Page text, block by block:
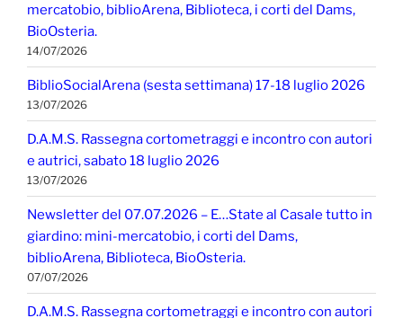
mercatobio, biblioArena, Biblioteca, i corti del Dams,
BioOsteria.
14/07/2026
BiblioSocialArena (sesta settimana) 17-18 luglio 2026
13/07/2026
D.A.M.S. Rassegna cortometraggi e incontro con autori
e autrici, sabato 18 luglio 2026
13/07/2026
Newsletter del 07.07.2026 – E…State al Casale tutto in
giardino: mini-mercatobio, i corti del Dams,
biblioArena, Biblioteca, BioOsteria.
07/07/2026
D.A.M.S. Rassegna cortometraggi e incontro con autori